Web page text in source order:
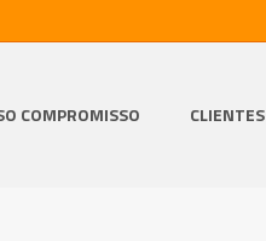
COMPROMISSO CLIENTES